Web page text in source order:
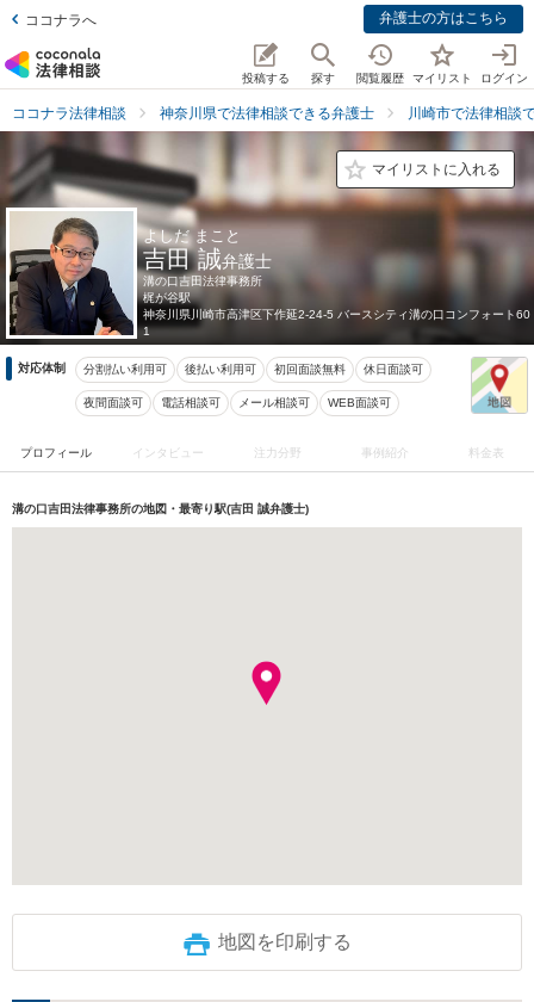
ココナラへ 弁護士の方はこちら
投稿する 探す 閲覧履歴 マイリスト ログイン
ココナラ法律相談 神奈川県で法律相談できる弁護士 川崎市で法律相談
マイリストに入れる
よしだ まこと
吉田 誠弁護士
溝の口吉田法律事務所
梶が谷駅
神奈川県 川崎市高津区下作延2-24-5 バースシティ溝の口コンフォート60
1
対応体制 分割払い利用可 後払い利用可 初回面談無料 休日面談可
夜間面談可 電話相談可 メール相談可 WEB面談可
プロフィール インタビュー 注力分野 事例紹介 料金表
溝の口吉田法律事務所の地図・最寄り駅(吉田 誠弁護士)
地図を印刷する